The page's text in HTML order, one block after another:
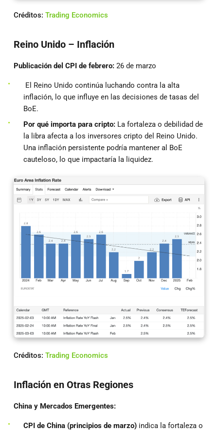
Créditos: Trading Economics
Reino Unido – Inflación
Publicación del CPI de febrero: 26 de marzo
El Reino Unido continúa luchando contra la alta
inflación, lo que influye en las decisiones de tasas del
BoE.
Por qué importa para cripto: La fortaleza o debilidad de
la libra afecta a los inversores cripto del Reino Unido.
Una inflación persistente podría mantener al BoE
cauteloso, lo que impactaría la liquidez.
Créditos: Trading Economics
Inflación en Otras Regiones
China y Mercados Emergentes:
CPI de China (principios de marzo) indica la fortaleza o